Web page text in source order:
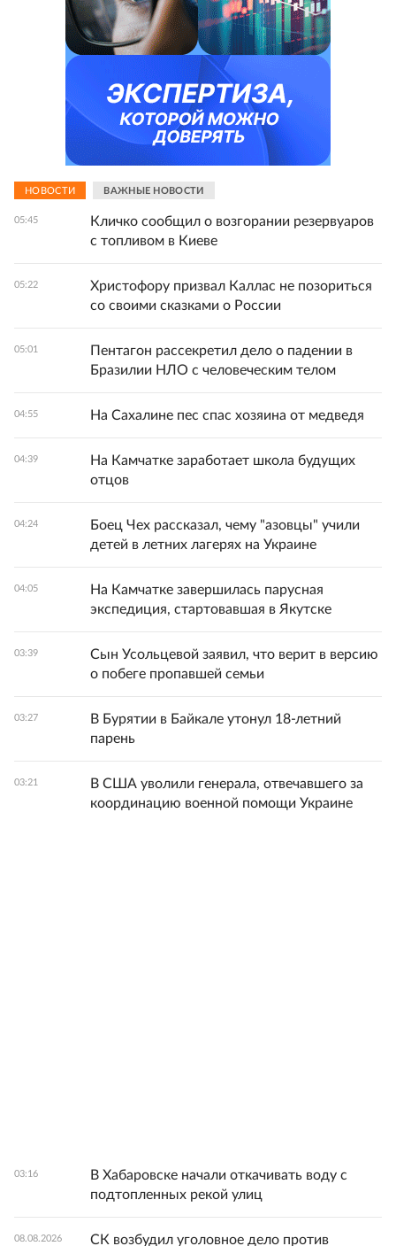
НОВОСТИ ВАЖНЫЕ НОВОСТИ
05:45
Кличко сообщил о возгорании резервуаров
с топливом в Киеве
05:22
Христофору призвал Каллас не позориться
со своими сказками о России
05:01
Пентагон рассекретил дело о падении в
Бразилии НЛО с человеческим телом
04:55 На Сахалине пес спас хозяина от медведя
04:39
На Камчатке заработает школа будущих
отцов
04:24
Боец Чех рассказал, чему "азовцы" учили
детей в летних лагерях на Украине
04:05
На Камчатке завершилась парусная
экспедиция, стартовавшая в Якутске
03:39
Сын Усольцевой заявил, что верит в версию
о побеге пропавшей семьи
03:27
В Бурятии в Байкале утонул 18-летний
парень
03:21
В США уволили генерала, отвечавшего за
координацию военной помощи Украине
03:16
В Хабаровске начали откачивать воду с
подтопленных рекой улиц
08.08.2026
СК возбудил уголовное дело против